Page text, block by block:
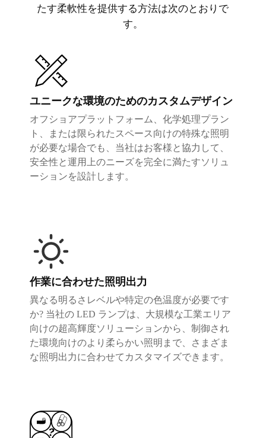
たす柔軟性を提供する方法は次のとおりで
す。
ユニークな環境のためのカスタムデザイン
オフショアプラットフォーム、化学処理プラン
ト、または限られたスペース向けの特殊な照明
が必要な場合でも、当社はお客様と協力して、
安全性と運用上のニーズを完全に満たすソリュ
ーションを設計します。
作業に合わせた照明出力
異なる明るさレベルや特定の色温度が必要です
か? 当社の LED ランプは、大規模な工業エリア
向けの超高輝度ソリューションから、制御され
た環境向けのより柔らかい照明まで、さまざま
な照明出力に合わせてカスタマイズできます。